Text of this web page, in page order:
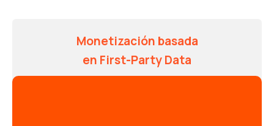
Monetización basada
en First-Party Data